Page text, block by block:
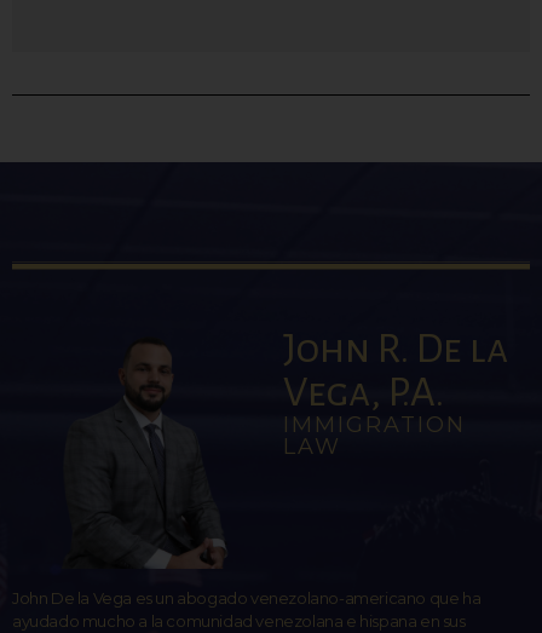
John R. De la
Vega, P.A.
IMMIGRATION
LAW
John De la Vega es un abogado venezolano-americano que ha
ayudado mucho a la comunidad venezolana e hispana en sus